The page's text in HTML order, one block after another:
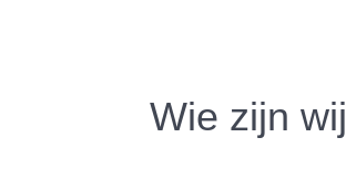
Wie zijn wij